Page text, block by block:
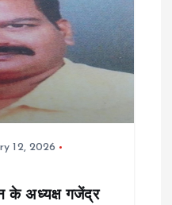
12, 2026
के अध्यक्ष गजेंद्र